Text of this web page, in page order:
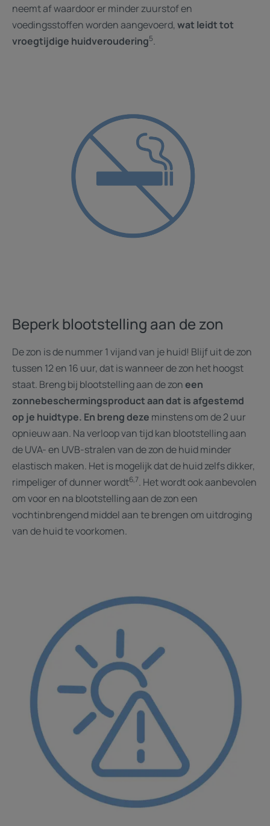
neemt af waardoor er minder zuurstof en
voedingsstoffen worden aangevoerd,wat leidt tot
vroegtijdige huidveroudering5.
Beperk blootstelling aan de zon
De zon is de nummer 1 vijand van je huid! Blijf uit de zon
tussen 12 en 16 uur, dat is wanneer de zon het hoogst
staat. Breng bij blootstelling aan de zoneen
zonnebeschermingsproduct aan dat is afgestemd
op je huidtype. En breng deze minstens om de 2 uur
opnieuw aan. Na verloop van tijd kan blootstelling aan
de UVA- en UVB-stralen van de zon de huid minder
elastisch maken. Het is mogelijk dat de huid zelfs dikker,
rimpeliger of dunner wordt6,7. Het wordt ook aanbevolen
om voor en na blootstelling aan de zon een
vochtinbrengend middel aan te brengen om uitdroging
van de huid te voorkomen.